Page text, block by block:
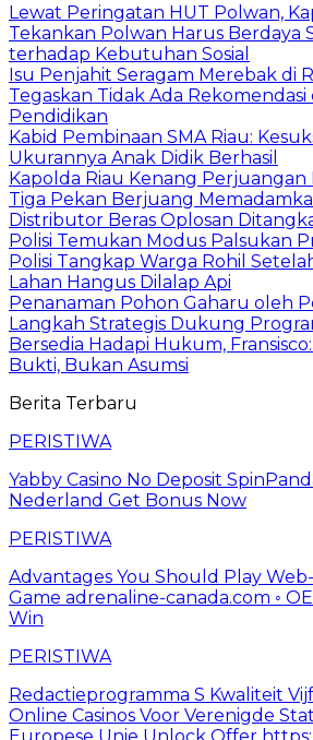
Lewat Peringatan HUT Polwan,
Tekankan Polwan Harus Berdaya
terhadap Kebutuhan Sosial
Isu Penjahit Seragam Merebak di
Tegaskan Tidak Ada Rekomendasi
Pendidikan
Kabid Pembinaan SMA Riau:
Ukurannya Anak Didik Berhasil
Kapolda Riau Kenang Perjuangan
Tiga Pekan Berjuang
Distributor Beras Oplosan
Polisi Temukan Modus Palsukan
Polisi Tangkap Warga Rohil
Lahan Hangus Dilalap Api
Penanaman Pohon Gaharu oleh
Langkah Strategis Dukung
Bersedia Hadapi Hukum,
Bukti, Bukan Asumsi
Berita Terbaru
PERISTIWA
Yabby Casino No Deposit
Nederland Get Bonus Now
PERISTIWA
Advantages You Should Play
Game adrenaline-canada.com ◦
Win
PERISTIWA
Redactieprogramma S Kwaliteit
Online Casinos Voor Verenigde